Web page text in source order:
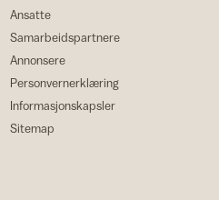
Ansatte
Samarbeidspartnere
Annonsere
Personvernerklæring
Informasjonskapsler
Sitemap